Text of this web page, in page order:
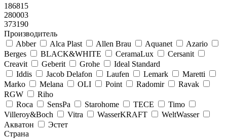
186815
280003
373190
Производитель
Abber
Alca Plast Allen Brau Aquanet
Azario
Berges
BLACK&WHITE CeramaLux
Cersanit
Creavit
Geberit Grohe
Ideal Standard
Iddis
Jacob Delafon Laufen Lemark
Maretti
Marko
Melana OLI Point Radomir
Ravak
RGW
Riho
Roca
SensPa Starohome TECE
Timo
Villeroy&Boсh
Vitra WasserKRAFT
WeltWasser
Акватон
Эстет
Страна